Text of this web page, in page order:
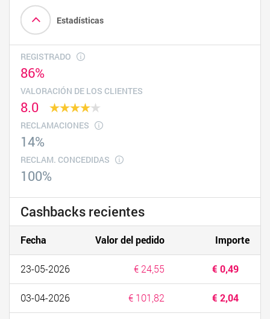
Estadísticas
REGISTRADO
86%
VALORACIÓN DE LOS CLIENTES
8.0
RECLAMACIONES
14%
RECLAM. CONCEDIDAS
100%
Cashbacks recientes
Fecha Valor del pedido Importe
23-05-2026 € 24,55 € 0,49
03-04-2026 € 101,82 € 2,04